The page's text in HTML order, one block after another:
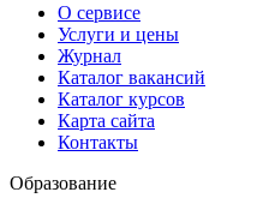
О сервисе
Услуги и цены
Журнал
Каталог вакансий
Каталог курсов
Карта сайта
Контакты
Образование